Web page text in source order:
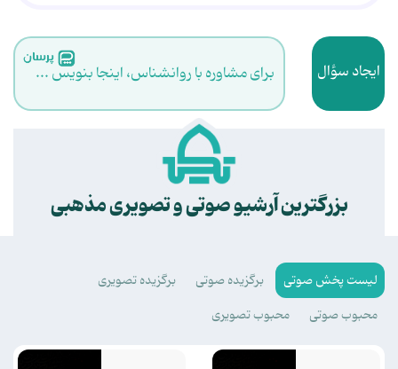
ایجاد سؤال برای مشاوره با روانشناس، اینجا بنویس ...
.
بزرگترین آرشیو صوتی و تصویری مذهبی
لیست پخش صوتی برگزیده صوتی
برگزیده تصویری
محبوب صوتی
محبوب تصویری